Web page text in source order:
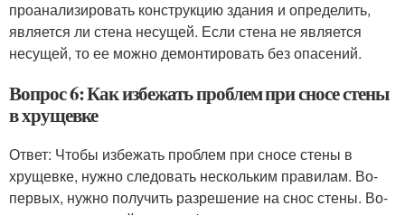
проанализировать конструкцию здания и определить,
является ли стена несущей. Если стена не является
несущей, то ее можно демонтировать без опасений.
Вопрос 6: Как избежать проблем при сносе стены
в хрущевке
Ответ: Чтобы избежать проблем при сносе стены в
хрущевке, нужно следовать нескольким правилам. Во-
первых, нужно получить разрешение на снос стены. Во-